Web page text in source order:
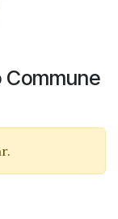
Commune